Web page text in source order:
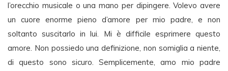
l’orecchio musicale o una mano per dipingere. Volevo avere
un cuore enorme pieno d’amore per mio padre, e non
soltanto suscitarlo in lui. Mi è difficile esprimere questo
amore. Non possiedo una definizione, non somiglia a niente,
di questo sono sicuro. Semplicemente, amo mio padre